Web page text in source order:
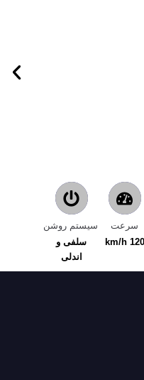
سرعت
120 km/h
سیستم روشن
سلفی و
اندلی